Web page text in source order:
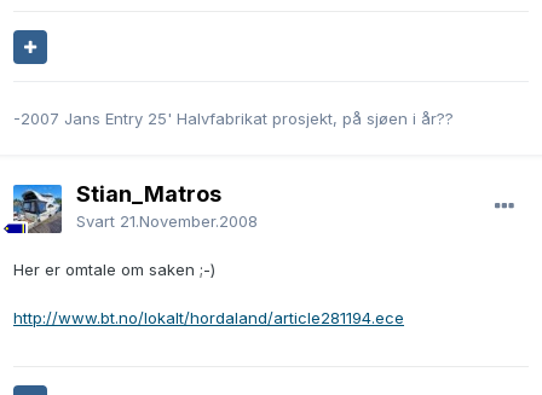
-2007 Jans Entry 25' Halvfabrikat prosjekt, på sjøen i år??
Stian_Matros
Svart 21.November.2008
Her er omtale om saken ;-)
http://www.bt.no/lokalt/hordaland/article281194.ece